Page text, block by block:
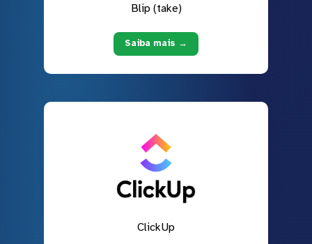
Blip (take)
Saiba mais →
ClickUp